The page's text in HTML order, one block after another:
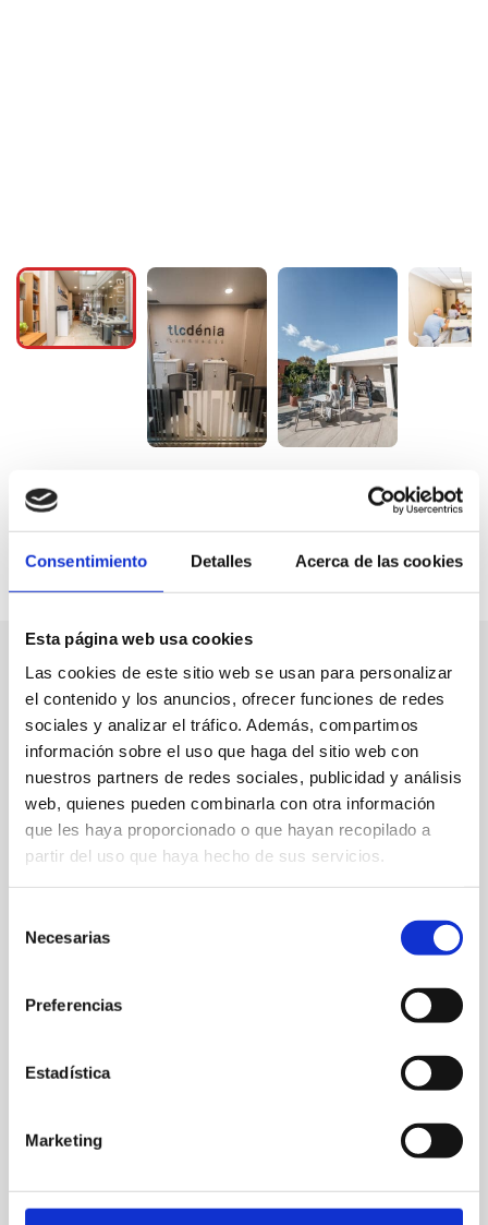
Consentimiento Detalles Acerca de las cookies
Esta página web usa cookies
Las cookies de este sitio web se usan para personalizar
el contenido y los anuncios, ofrecer funciones de redes
sociales y analizar el tráfico. Además, compartimos
información sobre el uso que haga del sitio web con
nuestros partners de redes sociales, publicidad y análisis
web, quienes pueden combinarla con otra información
que les haya proporcionado o que hayan recopilado a
partir del uso que haya hecho de sus servicios.
Necesarias
Preferencias
Estadística
Marketing